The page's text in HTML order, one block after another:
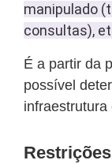
manipulado
consultas),
É a partir da
possível
infraestrutura